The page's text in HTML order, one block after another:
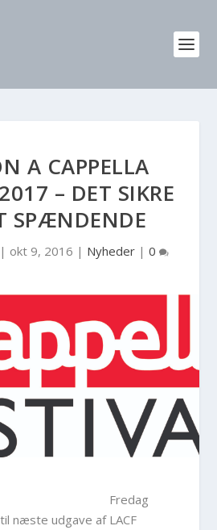
A CAPPELLA
– DET SIKRE
SPÆNDENDE
| okt 9, 2016 | Nyheder | 0
Fredag
næste udgave af LACF